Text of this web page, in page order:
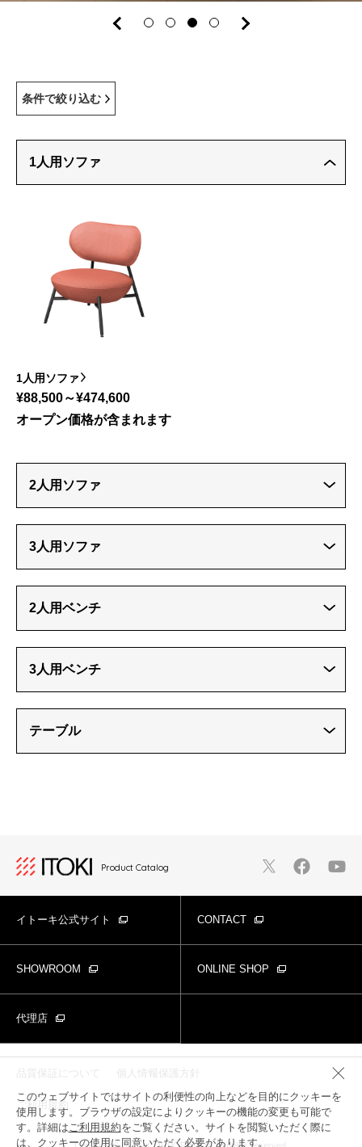
条件で絞り込む
1人用ソファ
1人用ソファ
¥88,500～¥474,600
オープン価格が含まれます
2人用ソファ
3人用ソファ
2人用ベンチ
3人用ベンチ
テーブル
Product Catalog
イトーキ公式サイト CONTACT
SHOWROOM ONLINE SHOP
代理店
品質保証について 個人情報保護方針
ご利用規約
このウェブサイトではサイトの利便性の向上などを目的にクッキーを
使用します。ブラウザの設定によりクッキーの機能の変更も可能で
す。詳細は ご利用規約をご覧ください。サイトを閲覧いただく際に
は、クッキーの使用に同意いただく必要があります。